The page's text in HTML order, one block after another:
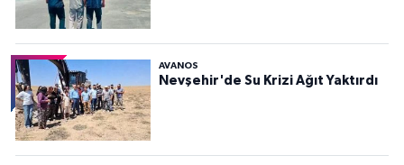
AVANOS
Nevşehir'de Su Krizi Ağıt Yaktırdı